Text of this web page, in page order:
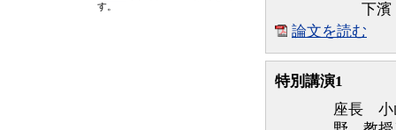
下
論文を読む
特別講演1
座長 小
す。